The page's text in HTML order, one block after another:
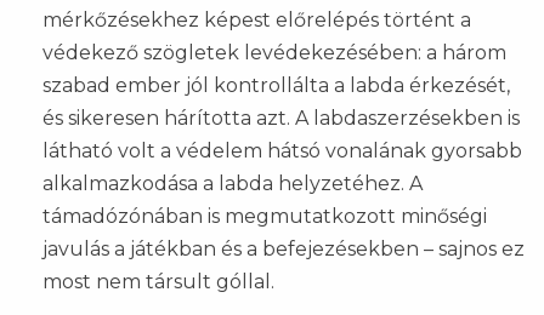
mérkőzésekhez képest előrelépés történt a
védekező szögletek levédekezésében: a három
szabad ember jól kontrollálta a labda érkezését,
és sikeresen hárította azt. A labdaszerzésekben is
látható volt a védelem hátsó vonalának gyorsabb
alkalmazkodása a labda helyzetéhez. A
támadózónában is megmutatkozott minőségi
javulás a játékban és a befejezésekben – sajnos ez
most nem társult góllal.